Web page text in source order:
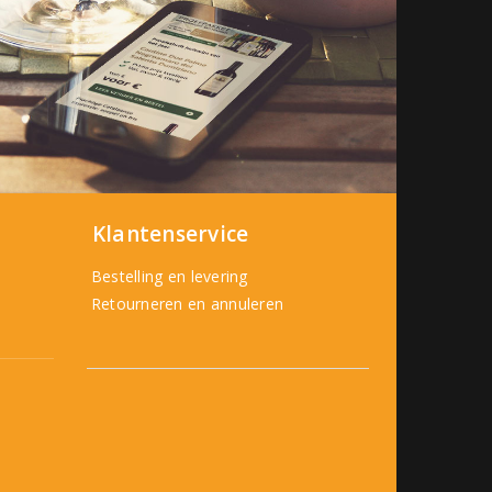
Klantenservice
Bestelling en levering
Retourneren en annuleren